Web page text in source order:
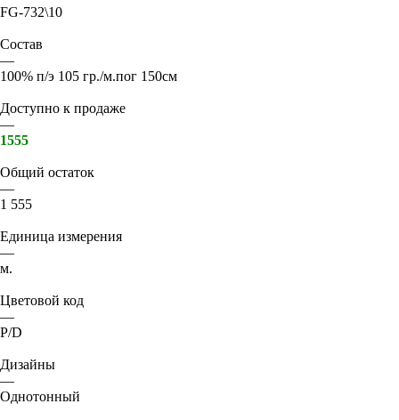
FG-732\10
Состав
—
100% п/э 105 гр./м.пог 150см
Доступно к продаже
—
1555
Общий остаток
—
1 555
Единица измерения
—
м.
Цветовой код
—
P/D
Дизайны
—
Однотонный